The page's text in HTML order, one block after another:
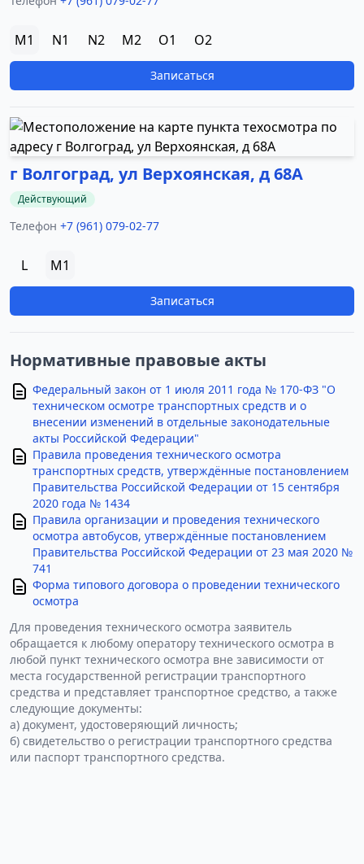
M1 N1 N2 M2 O1 O2
Записаться
г Волгоград, ул Верхоянская, д 68А
Действующий
Телефон +7 (961) 079-02-77
L M1
Записаться
Нормативные правовые акты
Федеральный закон от 1 июля 2011 года № 170-ФЗ "О
техническом осмотре транспортных средств и о
внесении изменений в отдельные законодательные
акты Российской Федерации"
Правила проведения технического осмотра
транспортных средств, утверждённые постановлением
Правительства Российской Федерации от 15 сентября
2020 года № 1434
Правила организации и проведения технического
осмотра автобусов, утверждённые постановлением
Правительства Российской Федерации от 23 мая 2020 №
741
Форма типового договора о проведении технического
осмотра
Для проведения технического осмотра заявитель
обращается к любому оператору технического осмотра в
любой пункт технического осмотра вне зависимости от
места государственной регистрации транспортного
средства и представляет транспортное средство, а также
следующие документы:
а) документ, удостоверяющий личность;
б) свидетельство о регистрации транспортного средства
или паспорт транспортного средства.